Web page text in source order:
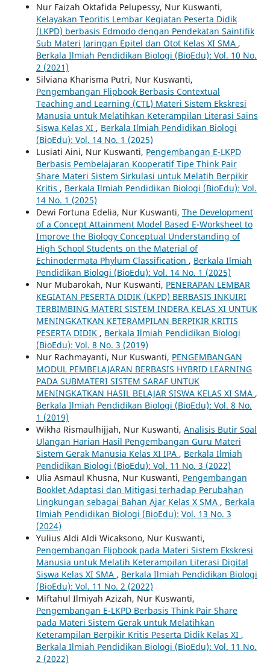
Nur Faizah Oktafida Pelupessy, Nur Kuswanti,
Kelayakan Teoritis Lembar Kegiatan Peserta Didik
(LKPD) berbasis Edmodo dengan Pendekatan Saintifik
Sub Materi Jaringan Epitel dan Otot Kelas XI SMA ,
Berkala Ilmiah Pendidikan Biologi (BioEdu): Vol. 10 No.
2 (2021)
Silviana Kharisma Putri, Nur Kuswanti,
Pengembangan Flipbook Berbasis Contextual
Teaching and Learning (CTL) Materi Sistem Ekskresi
Manusia untuk Melatihkan Keterampilan Literasi Sains
Siswa Kelas XI , Berkala Ilmiah Pendidikan Biologi
(BioEdu): Vol. 14 No. 1 (2025)
Lusiati Aini, Nur Kuswanti, Pengembangan E-LKPD
Berbasis Pembelajaran Kooperatif Tipe Think Pair
Share Materi Sistem Sirkulasi untuk Melatih Berpikir
Kritis , Berkala Ilmiah Pendidikan Biologi (BioEdu): Vol.
14 No. 1 (2025)
Dewi Fortuna Edelia, Nur Kuswanti, The Development
of a Concept Attainment Model Based E-Worksheet to
Improve the Biology Conceptual Understanding of
High School Students on the Material of
Echinodermata Phylum Classification , Berkala Ilmiah
Pendidikan Biologi (BioEdu): Vol. 14 No. 1 (2025)
Nur Mubarokah, Nur Kuswanti, PENERAPAN LEMBAR
KEGIATAN PESERTA DIDIK (LKPD) BERBASIS INKUIRI
TERBIMBING MATERI SISTEM INDERA KELAS XI UNTUK
MENINGKATKAN KETERAMPILAN BERPIKIR KRITIS
PESERTA DIDIK , Berkala Ilmiah Pendidikan Biologi
(BioEdu): Vol. 8 No. 3 (2019)
Nur Rachmayanti, Nur Kuswanti, PENGEMBANGAN
MODUL PEMBELAJARAN BERBASIS HYBRID LEARNING
PADA SUBMATERI SISTEM SARAF UNTUK
MENINGKATKAN HASIL BELAJAR SISWA KELAS XI SMA ,
Berkala Ilmiah Pendidikan Biologi (BioEdu): Vol. 8 No.
1 (2019)
Wikha Rismaulhijjah, Nur Kuswanti, Analisis Butir Soal
Ulangan Harian Hasil Pengembangan Guru Materi
Sistem Gerak Manusia Kelas XI IPA , Berkala Ilmiah
Pendidikan Biologi (BioEdu): Vol. 11 No. 3 (2022)
Ulia Asmaul Khusna, Nur Kuswanti, Pengembangan
Booklet Adaptasi dan Mitigasi terhadap Perubahan
Lingkungan sebagai Bahan Ajar Kelas X SMA , Berkala
Ilmiah Pendidikan Biologi (BioEdu): Vol. 13 No. 3
(2024)
Yulius Aldi Aldi Wicaksono, Nur Kuswanti,
Pengembangan Flipbook pada Materi Sistem Ekskresi
Manusia untuk Melatih Keterampilan Literasi Digital
Siswa Kelas XI SMA , Berkala Ilmiah Pendidikan Biologi
(BioEdu): Vol. 11 No. 2 (2022)
Miftahul Ilmiyah Azizah, Nur Kuswanti,
Pengembangan E-LKPD Berbasis Think Pair Share
pada Materi Sistem Gerak untuk Melatihkan
Keterampilan Berpikir Kritis Peserta Didik Kelas XI ,
Berkala Ilmiah Pendidikan Biologi (BioEdu): Vol. 11 No.
2 (2022)